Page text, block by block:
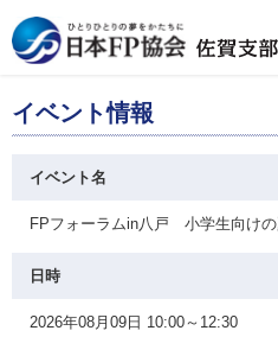
イベント情報
イベント名
FPフォーラムin八戸 小学生向け
日時
2026年08月09日 10:00～12:30